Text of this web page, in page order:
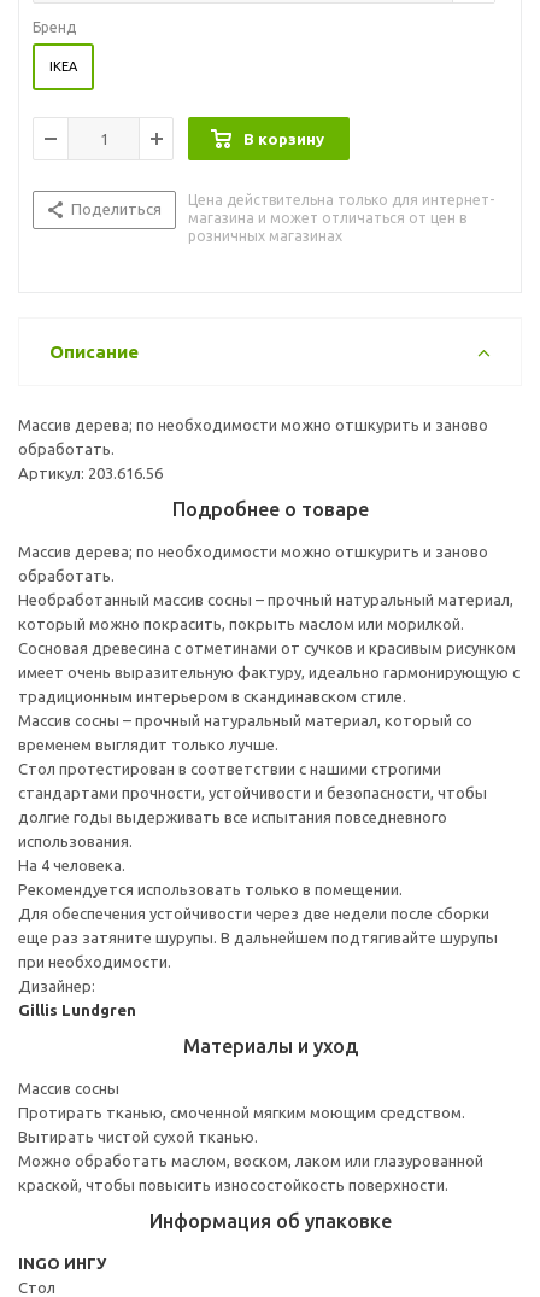
Бренд
IKEA
В корзину
Поделиться
Цена действительна только для интернет-
магазина и может отличаться от цен в
розничных магазинах
Описание
Массив дерева; по необходимости можно отшкурить и заново
обработать.
Артикул: 203.616.56
Подробнее о товаре
Массив дерева; по необходимости можно отшкурить и заново
обработать.
Необработанный массив сосны – прочный натуральный материал,
который можно покрасить, покрыть маслом или морилкой.
Сосновая древесина с отметинами от сучков и красивым рисунком
имеет очень выразительную фактуру, идеально гармонирующую с
традиционным интерьером в скандинавском стиле.
Массив сосны – прочный натуральный материал, который со
временем выглядит только лучше.
Стол протестирован в соответствии с нашими строгими
стандартами прочности, устойчивости и безопасности, чтобы
долгие годы выдерживать все испытания повседневного
использования.
На 4 человека.
Рекомендуется использовать только в помещении.
Для обеспечения устойчивости через две недели после сборки
еще раз затяните шурупы. В дальнейшем подтягивайте шурупы
при необходимости.
Дизайнер:
Gillis Lundgren
Материалы и уход
Массив сосны
Протирать тканью, смоченной мягким моющим средством.
Вытирать чистой сухой тканью.
Можно обработать маслом, воском, лаком или глазурованной
краской, чтобы повысить износостойкость поверхности.
Информация об упаковке
INGO ИНГУ
Стол